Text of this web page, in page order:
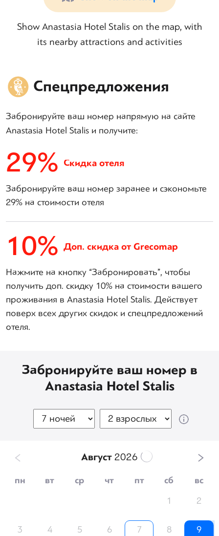
Show Anastasia Hotel Stalis on the map, with
its nearby attractions and activities
Спецпредложения
Забронируйте ваш номер напрямую на сайте
Anastasia Hotel Stalis и получите:
29% Скидка отеля
Забронируйте ваш номер заранее и сэкономьте
29% на стоимости отеля
10% Доп. скидка от Grecomap
Нажмите на кнопку “Забронировать”, чтобы
получить доп. скидку 10% на стоимости вашего
проживания в Anastasia Hotel Stalis. Действует
поверх всех других скидок и спецпредложений
отеля.
Забронируйте ваш номер в
Anastasia Hotel Stalis
Август2026
пн вт ср чт пт сб
вс
1
2
3 4 5 6 7 8 9